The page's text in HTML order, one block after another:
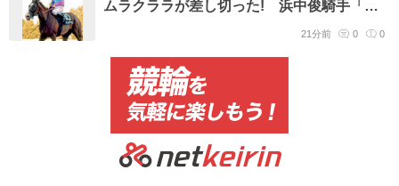
ムラクララが差し切った! 浜中俊騎手「う
21分前 0 0